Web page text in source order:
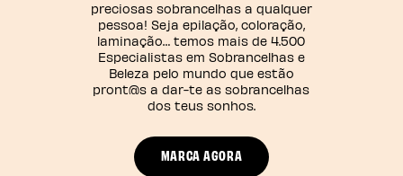
preciosas sobrancelhas a qualquer
pessoa! Seja epilação, coloração,
laminação… temos mais de 4.500
Especialistas em Sobrancelhas e
Beleza pelo mundo que estão
pront@s a dar-te as sobrancelhas
dos teus sonhos.
MARCA AGORA